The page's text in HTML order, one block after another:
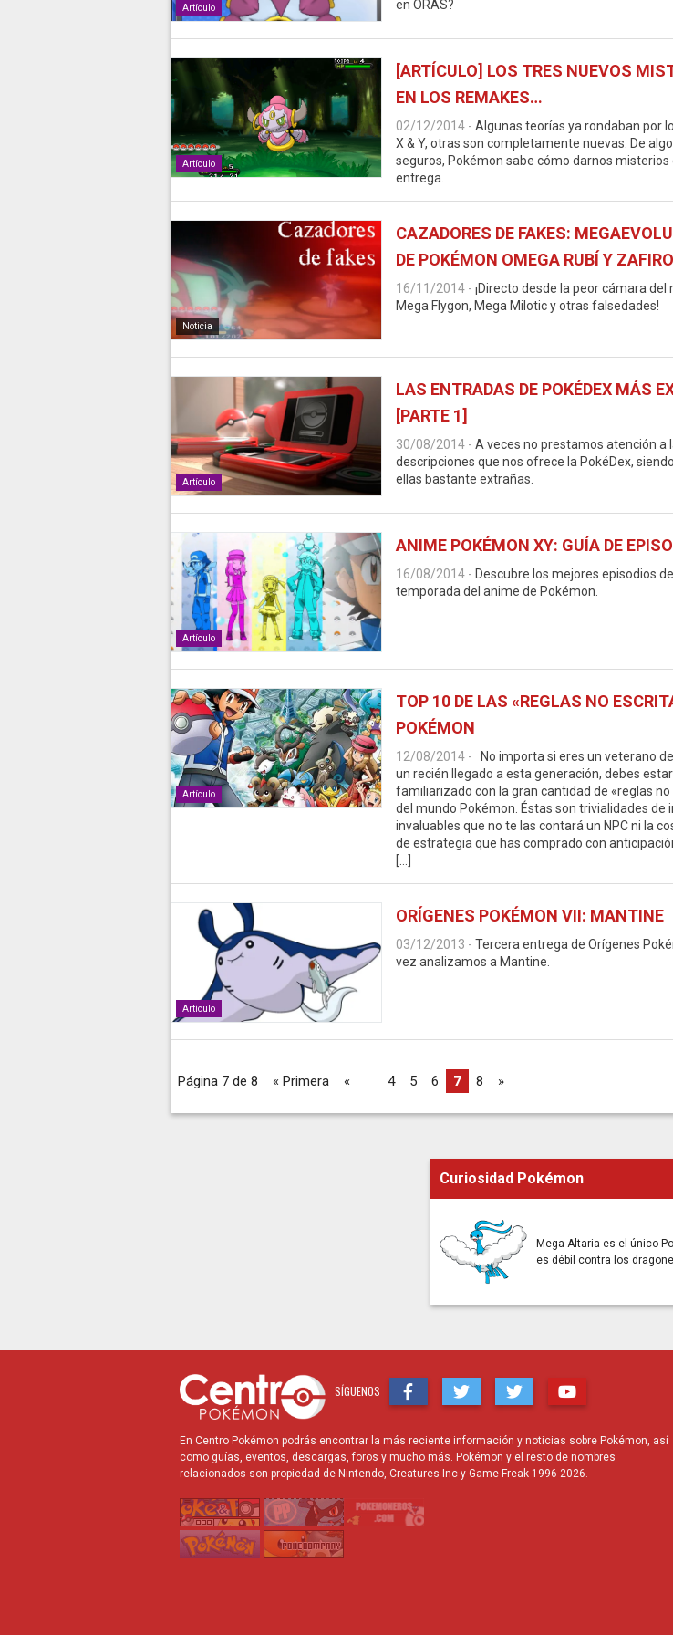
Artículo
en ORAS?
Artículo
[ARTÍCULO] LOS TRES NUEVOS
EN LOS REMAKES…
02/12/2014 - Algunas teorías ya rondaban por
X & Y, otras son completamente nuevas. De
seguros, Pokémon sabe cómo darnos misterios
entrega.
Noticia
CAZADORES DE FAKES:
DE POKÉMON OMEGA RUBÍ Y
16/11/2014 - ¡Directo desde la peor cámara del
Mega Flygon, Mega Milotic y otras falsedades!
Artículo
LAS ENTRADAS DE POKÉDEX MÁS
[PARTE 1]
30/08/2014 - A veces no prestamos atención a
descripciones que nos ofrece la PokéDex,
ellas bastante extrañas.
Artículo
ANIME POKÉMON XY: GUÍA DE
16/08/2014 - Descubre los mejores episodios
temporada del anime de Pokémon.
Artículo
TOP 10 DE LAS «REGLAS NO
POKÉMON
12/08/2014 -
No importa si eres un veterano
un recién llegado a esta generación, debes estar
familiarizado con la gran cantidad de «reglas no
del mundo Pokémon. Éstas son trivialidades de
invaluables que no te las contará un NPC ni la
de estrategia que has comprado con
[…]
Artículo
ORÍGENES POKÉMON VII: MANTINE
03/12/2013 - Tercera entrega de Orígenes
vez analizamos a Mantine.
Página 7 de 8 « Primera « 4 5 6 7 8 »
Curiosidad Pokémon
Mega Altaria es el único
es débil contra los
SÍGUENOS
En Centro Pokémon podrás encontrar la más reciente información y noticias sobre Pokémon, así
como guías, eventos, descargas, foros y mucho más. Pokémon y el resto de nombres
relacionados son propiedad de Nintendo, Creatures Inc y Game Freak 1996-2026.